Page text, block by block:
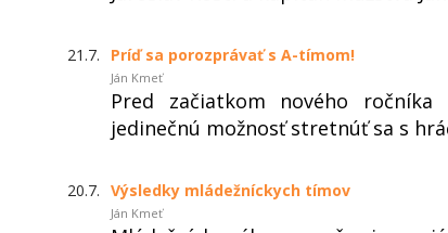
21.7. Príď sa porozprávať s A-tímom!
Ján Kmeť
Pred začiatkom nového
jedinečnú možnosť stretnúť sa s
20.7. Výsledky mládežníckych tímov
Ján Kmeť